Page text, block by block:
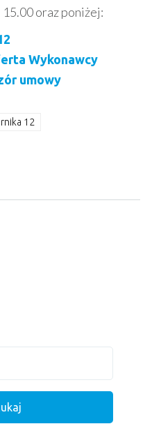
15.00 oraz poniżej:
Wykonawcy
umowy
12